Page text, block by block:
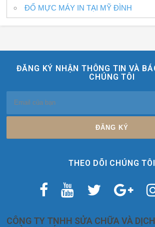
ĐỔ MỰC MÁY IN TẠI MỸ ĐÌNH
ĐĂNG KÝ NHẬN THÔNG TIN VÀ
CHÚNG TÔI
THEO DÕI CHÚNG TÔI
CÔNG TY TNHH SỬA CHỮA VÀ